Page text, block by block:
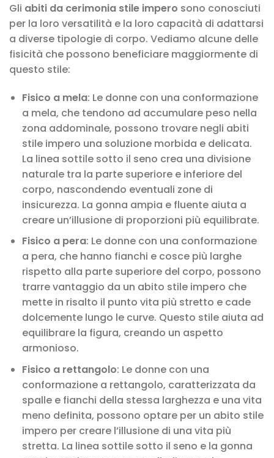
Gli abiti da cerimonia stile impero sono conosciuti
per la loro versatilità e la loro capacità di adattarsi
a diverse tipologie di corpo. Vediamo alcune delle
fisicità che possono beneficiare maggiormente di
questo stile:
Fisico a mela: Le donne con una conformazione
a mela, che tendono ad accumulare peso nella
zona addominale, possono trovare negli abiti
stile impero una soluzione morbida e delicata.
La linea sottile sotto il seno crea una divisione
naturale tra la parte superiore e inferiore del
corpo, nascondendo eventuali zone di
insicurezza. La gonna ampia e fluente aiuta a
creare un’illusione di proporzioni più equilibrate.
Fisico a pera: Le donne con una conformazione
a pera, che hanno fianchi e cosce più larghe
rispetto alla parte superiore del corpo, possono
trarre vantaggio da un abito stile impero che
mette in risalto il punto vita più stretto e cade
dolcemente lungo le curve. Questo stile aiuta ad
equilibrare la figura, creando un aspetto
armonioso.
Fisico a rettangolo: Le donne con una
conformazione a rettangolo, caratterizzata da
spalle e fianchi della stessa larghezza e una vita
meno definita, possono optare per un abito stile
impero per creare l’illusione di una vita più
stretta. La linea sottile sotto il seno e la gonna